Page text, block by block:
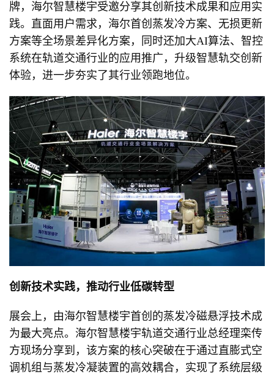
牌，海尔智慧楼宇受邀分享其创新技术成果和应用实
践。直面用户需求，海尔首创蒸发冷方案、无损更新
方案等全场景差异化方案，同时还加大AI算法、智控
系统在轨道交通行业的应用推广，升级智慧轨交创新
体验，进一步夯实了其行业领跑地位。
创新技术实践，推动行业低碳转型
展会上，由海尔智慧楼宇首创的蒸发冷磁悬浮技术成
为最大亮点。海尔智慧楼宇轨道交通行业总经理栾传
方现场分享到，该方案的核心突破在于通过直膨式空
调机组与蒸发冷凝装置的高效耦合，实现了系统层级